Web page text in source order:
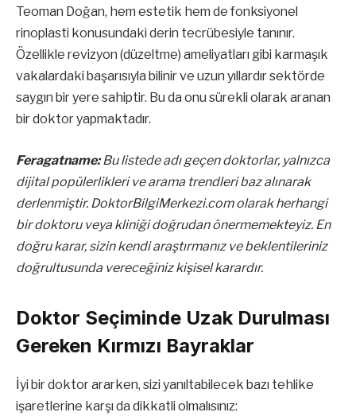
Teoman Doğan, hem estetik hem de fonksiyonel
rinoplasti konusundaki derin tecrübesiyle tanınır.
Özellikle revizyon (düzeltme) ameliyatları gibi karmaşık
vakalardaki başarısıyla bilinir ve uzun yıllardır sektörde
saygın bir yere sahiptir. Bu da onu sürekli olarak aranan
bir doktor yapmaktadır.
Feragatname:Bu listede adı geçen doktorlar, yalnızca
dijital popülerlikleri ve arama trendleri baz alınarak
derlenmiştir. DoktorBilgiMerkezi.com olarak herhangi
bir doktoru veya kliniği doğrudan önermemekteyiz. En
doğru karar, sizin kendi araştırmanız ve beklentileriniz
doğrultusunda vereceğiniz kişisel karardır.
Doktor Seçiminde Uzak Durulması
Gereken Kırmızı Bayraklar
İyi bir doktor ararken, sizi yanıltabilecek bazı tehlike
işaretlerine karşı da dikkatli olmalısınız: